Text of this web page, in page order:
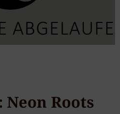
Roots